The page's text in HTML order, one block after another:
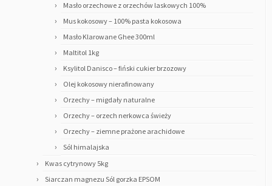
Masło orzechowe z orzechów laskowych 100%
Mus kokosowy – 100% pasta kokosowa
Masło Klarowane Ghee 300ml
Maltitol 1kg
Ksylitol Danisco – fiński cukier brzozowy
Olej kokosowy nierafinowany
Orzechy – migdały naturalne
Orzechy – orzech nerkowca świeży
Orzechy – ziemne prażone arachidowe
Sól himalajska
Kwas cytrynowy 5kg
Siarczan magnezu Sól gorzka EPSOM